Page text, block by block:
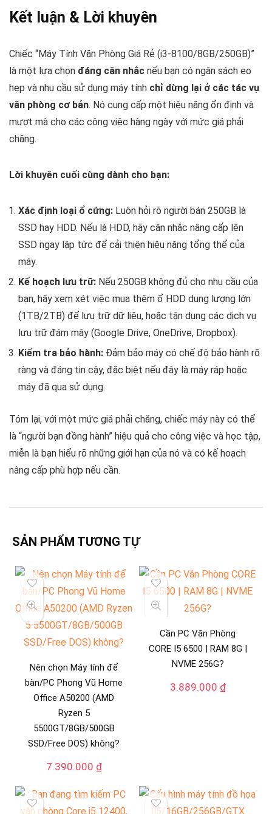
Kết luận & Lời khuyên
Chiếc “Máy Tính Văn Phòng Giá Rẻ (i3-8100/8GB/250GB)”
là một lựa chọn đáng cân nhắc nếu bạn có ngân sách eo
hẹp và nhu cầu sử dụng máy tính chỉ dừng lại ở các tác vụ
văn phòng cơ bản. Nó cung cấp một hiệu năng ổn định và
mượt mà cho các công việc hàng ngày với mức giá phải
chăng.
Lời khuyên cuối cùng dành cho bạn:
Xác định loại ổ cứng: Luôn hỏi rõ người bán 250GB là
SSD hay HDD. Nếu là HDD, hãy cân nhắc nâng cấp lên
SSD ngay lập tức để cải thiện hiệu năng tổng thể của
máy.
Kế hoạch lưu trữ: Nếu 250GB không đủ cho nhu cầu của
bạn, hãy xem xét việc mua thêm ổ HDD dung lượng lớn
(1TB/2TB) để lưu trữ dữ liệu, hoặc tận dụng các dịch vụ
lưu trữ đám mây (Google Drive, OneDrive, Dropbox).
Kiểm tra bảo hành: Đảm bảo máy có chế độ bảo hành rõ
ràng và đáng tin cậy, đặc biệt nếu đây là máy ráp hoặc
máy đã qua sử dụng.
Tóm lại, với một mức giá phải chăng, chiếc máy này có thể
là “người bạn đồng hành” hiệu quả cho công việc và học tập,
miễn là bạn hiểu rõ những giới hạn của nó và có kế hoạch
nâng cấp phù hợp nếu cần.
SẢN PHẨM TƯƠNG TỰ
Nên chọn Máy tính để
bàn/PC Phong Vũ Home
Office A50200 (AMD
Ryzen 5
5500GT/8GB/500GB
SSD/Free DOS) không?
7.390.000 ₫
Cần PC Văn Phòng
CORE I5 6500 | RAM 8G |
NVME 256G?
3.889.000 ₫